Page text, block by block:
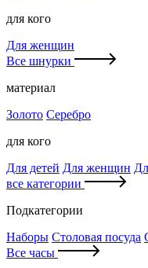
для кого
Для женщин
Все шнурки
материал
Золото Серебро
для кого
Для детей Для женщин
все категории
Подкатегории
Наборы Столовая посуда
Все часы